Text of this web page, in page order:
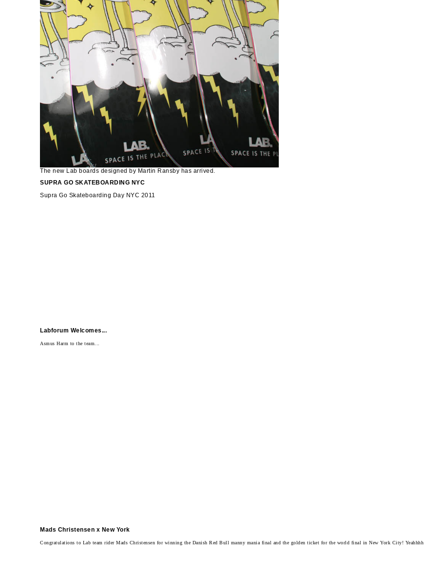
The new Lab boards designed by Martin Ransby has arrived.
SUPRA GO SKATEBOARDING NYC
Supra Go Skateboarding Day NYC 2011
Labforum Welcomes...
Asmus Harm to the team...
Mads Christensen x New York
Congratulations to Lab team rider Mads Christensen for winning the Danish Red Bull manny mania final and the golden ticket for the world final in New York City! Yeahhhh